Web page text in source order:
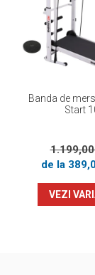
Banda de
Start
1.199,00
de la
VEZI